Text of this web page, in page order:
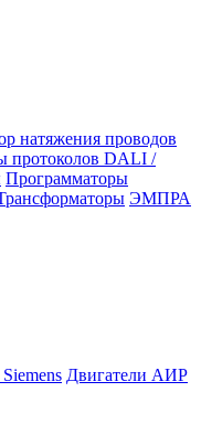
натяжения проводов
протоколов DALI /
Программаторы
ЭМПРА
Двигатели АИР